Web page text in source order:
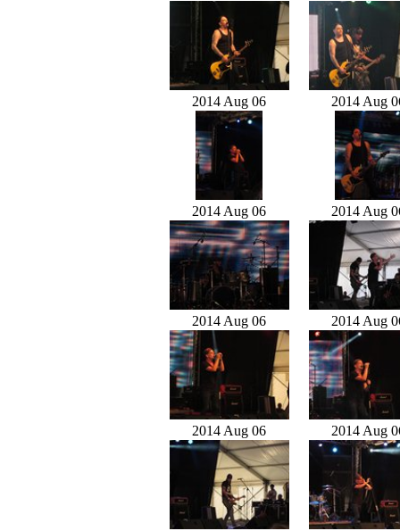
2014 Aug 06 2014 Aug
2014 Aug 06 2014 Aug
2014 Aug 06 2014 Aug
2014 Aug 06 2014 Aug